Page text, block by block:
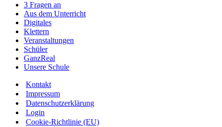
3 Fragen an
Aus dem Unterricht
Digitales
Klettern
Veranstaltungen
Schüler
GanzReal
Unsere Schule
Kontakt
Impressum
Datenschutzerklärung
Login
Cookie-Richtlinie (EU)